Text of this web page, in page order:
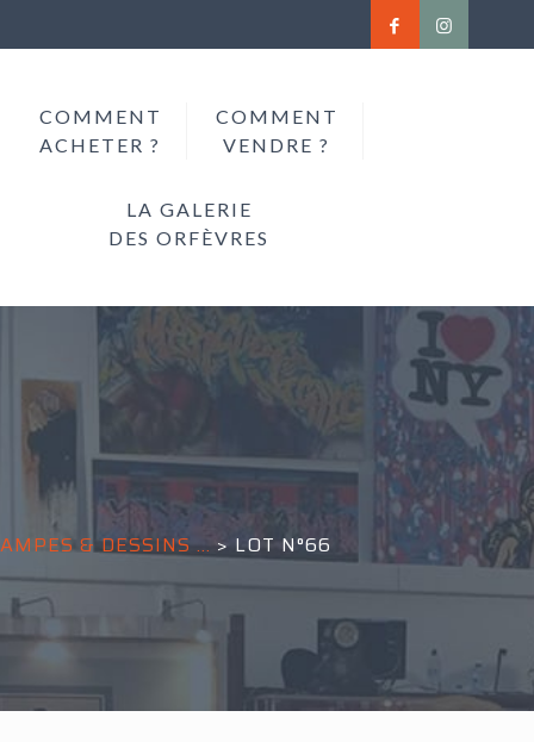
COMMENT
ACHETER ?
COMMENT
VENDRE ?
LA GALERIE
DES ORFÈVRES
& DESSINS ...> LOT N°66